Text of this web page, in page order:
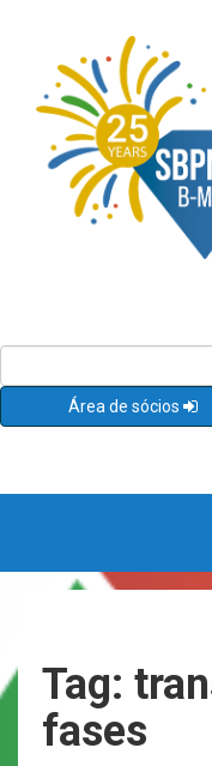
Área de sócios
Tag:
fases